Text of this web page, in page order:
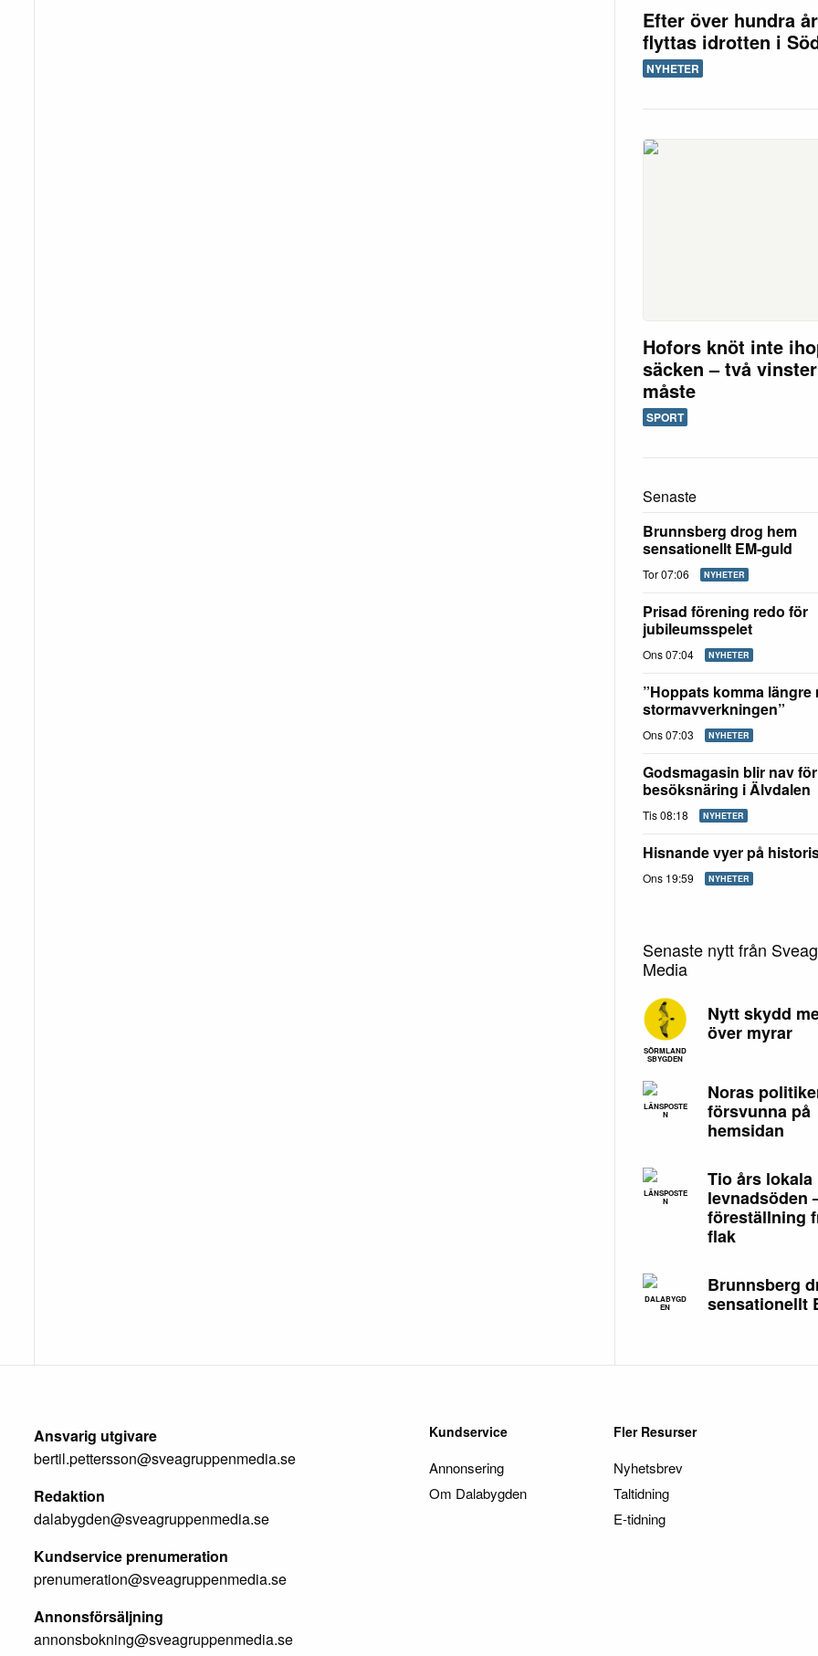
Efter över hundra
flyttas idrotten i
NYHETER
Hofors knöt inte
säcken – två
måste
SPORT
Senaste
Brunnsberg drog hem
sensationellt EM-guld
Tor 07:06 NYHETER
Prisad förening redo för
jubileumsspelet
Ons 07:04 NYHETER
”Hoppats komma längre
stormavverkningen”
Ons 07:03 NYHETER
Godsmagasin blir nav för
besöksnäring i Älvdalen
Tis 08:18 NYHETER
Hisnande vyer på
Ons 19:59 NYHETER
Senaste nytt från
Media
SÖRMLAND
SBYGDEN
Nytt skydd
över myrar
LÄNSPOSTE
N
Noras
försvunna på
hemsidan
LÄNSPOSTE
N
Tio års lokala
levnadsöden
föreställning
flak
DALABYGD
EN
Brunnsberg
sensationellt
Ansvarig utgivare
bertil.pettersson@sveagruppenmedia.se
Redaktion
dalabygden@sveagruppenmedia.se
Kundservice prenumeration
prenumeration@sveagruppenmedia.se
Annonsförsäljning
annonsbokning@sveagruppenmedia.se
Kundservice
Annonsering
Om Dalabygden
Fler Resurser
Nyhetsbrev
Taltidning
E-tidning